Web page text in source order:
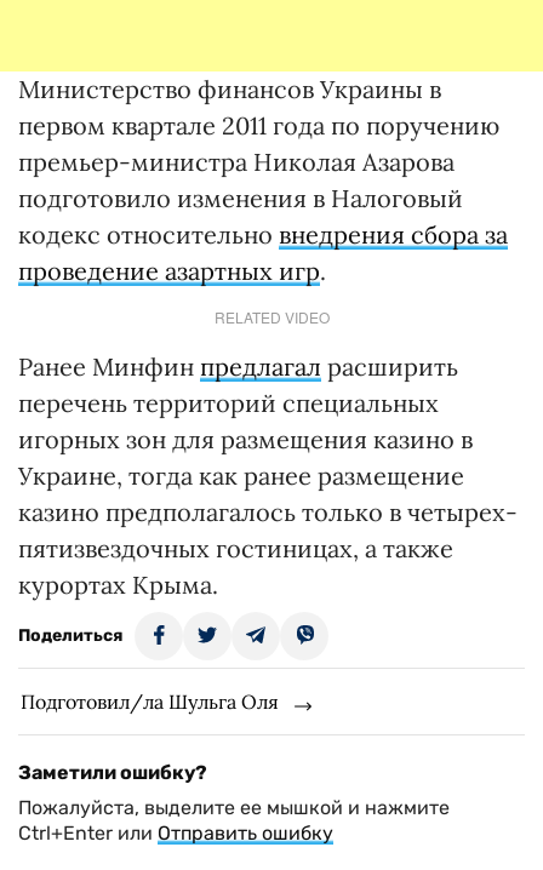
Министерство финансов Украины в
первом квартале 2011 года по поручению
премьер-министра Николая Азарова
подготовило изменения в Налоговый
кодекс относительно внедрения сбора за
проведение азартных игр.
RELATED VIDEO
Ранее Минфин предлагал расширить
перечень территорий специальных
игорных зон для размещения казино в
Украине, тогда как ранее размещение
казино предполагалось только в четырех-
пятизвездочных гостиницах, а также
курортах Крыма.
Поделиться
Подготовил/ла Шульга Оля
Заметили ошибку?
Пожалуйста, выделите ее мышкой и нажмите
Ctrl+Enter или Отправить ошибку